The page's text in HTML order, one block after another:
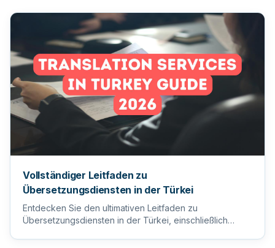
Vollständiger Leitfaden zu
Übersetzungsdiensten in der Türkei
Entdecken Sie den ultimativen Leitfaden zu
Übersetzungsdiensten in der Türkei, einschließlich